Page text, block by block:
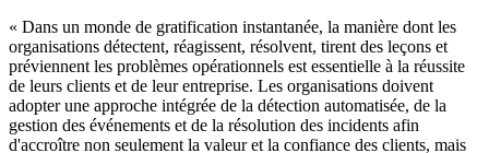
« Dans un monde de gratification instantanée, la manière dont les
organisations détectent, réagissent, résolvent, tirent des leçons et
préviennent les problèmes opérationnels est essentielle à la réussite
de leurs clients et de leur entreprise. Les organisations doivent
adopter une approche intégrée de la détection automatisée, de la
gestion des événements et de la résolution des incidents afin
d'accroître non seulement la valeur et la confiance des clients, mais